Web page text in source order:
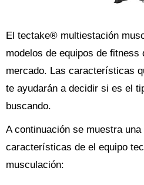
El tectake® multiestación
modelos de equipos de fitness
mercado. Las características
te ayudarán a decidir si es el
buscando.
A continuación se muestra
características de el equipo
musculación: